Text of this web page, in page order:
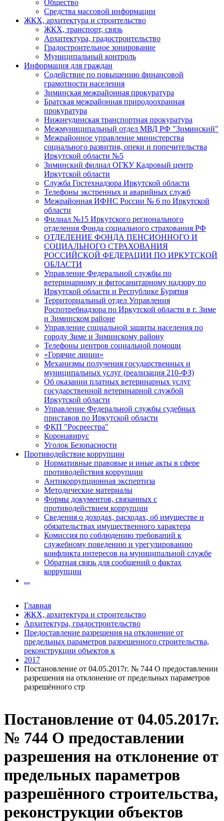
Постановление от 04.05.2017г.
№ 744 О предоставлении
разрешения на отклонение от
предельных параметров
разрешённого строительства,
реконструкции объектов
Общество
Средства массовой информации
ЖКХ, архитектура и строительство
ЖКХ, транспорт, связь
Архитектура, градостроительство
Градостроительное зонирование
Муниципальный контроль
Информация для граждан
Содействие по повышению финансовой
грамотности населения
Зиминская межрайонная прокуратура
Братская межрайонная природоохранная
прокуратура
Нижнеудинская транспортная прокуратура
Межмуниципальный отдел МВД РФ "Зиминский"
Межрайонное управление министерства
социального развития, опеки и попечительства
Иркутской области №5
Зиминский филиал ОГКУ Кадровый центр
Иркутской области
Служба Гостехнадзора Иркутской области
Телефоны экстренных и аварийных служб
Межрайонная ИФНС России № 6 по Иркутской
области
Филиал №15 Иркутского регионального
отделения Фонда социального страхования РФ
ОТДЕЛЕНИЕ ФОНДА ПЕНСИОННОГО И
СОЦИАЛЬНОГО СТРАХОВАНИЯ
РОССИЙСКОЙ ФЕДЕРАЦИИ ПО ИРКУТСКОЙ
ОБЛАСТИ
Управление Федеральной службы по
ветеринарному и фитосанитарному надзору по
Иркутской области и Республике Бурятия
Территориальный отдел Управления
Роспотребнадзора по Иркутской области в г. Зиме
и Зиминском районе
Управление социальной защиты населения по
городу Зиме и Зиминскому району
Телефоны центров социальной помощи
«Горячие линии»
Механизмы получения государственных и
муниципальных услуг (реализация 210-ФЗ)
Об оказании платных ветеринарных услуг
государственной ветеринарной службой
Иркутской области
Управление Федеральной службы судебных
приставов по Иркутской области
ФКП "Росреестра"
Коронавирус
Уголок Безопасности
Противодействие коррупции
Нормативные правовые и иные акты в сфере
противодействия коррупции
Антикоррупционная экспертиза
Методические материалы
Формы документов, связанных с
противодействием коррупции
Сведения о доходах, расходах, об имуществе и
обязательствах имущественного характера
Комиссия по соблюдению требований к
служебному поведению и урегулированию
конфликта интересов на муниципальной службе
Обратная связь для сообщений о фактах
коррупции
...
Главная
ЖКХ, архитектура и строительство
Архитектура, градостроительство
Предоставление разрешения на отклонение от
предельных параметров разрешенного строительства,
реконструкции объектов к
2017
Постановление от 04.05.2017г. № 744 О предоставлении
разрешения на отклонение от предельных параметров
разрешённого стр